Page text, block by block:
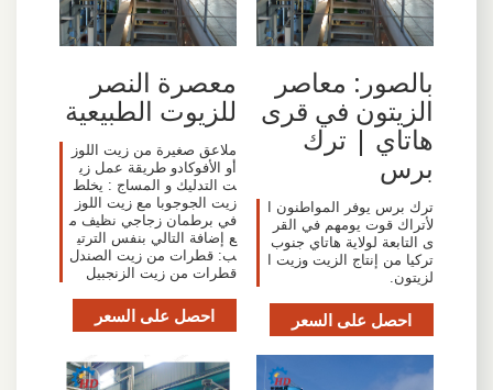
بالصور: معاصر
الزيتون في قرى
هاتاي | ترك
برس
ترك برس يوفر المواطنون ا
لأتراك قوت يومهم في القر
ى التابعة لولاية هاتاي جنوب
تركيا من إنتاج الزيت وزيت ا
لزيتون.
احصل على السعر
معصرة النصر
للزيوت الطبيعية
ملاعق صغيرة من زيت اللوز
أو الأفوكادو طريقة عمل زي
ت التدليك و المساج : يخلط
زيت الجوجوبا مع زيت اللوز
في برطمان زجاجي نظيف م
ع إضافة التالي بنفس الترتي
ب: قطرات من زيت الصندل
قطرات من زيت الزنجبيل
احصل على السعر